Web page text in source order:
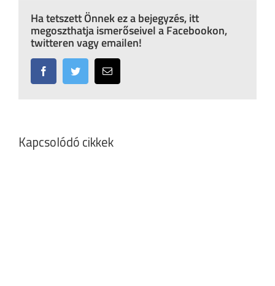
Ha tetszett Önnek ez a bejegyzés, itt
megoszthatja ismerőseivel a Facebookon,
twitteren vagy emailen!
FacebookTwitter Email:
Kapcsolódó cikkek